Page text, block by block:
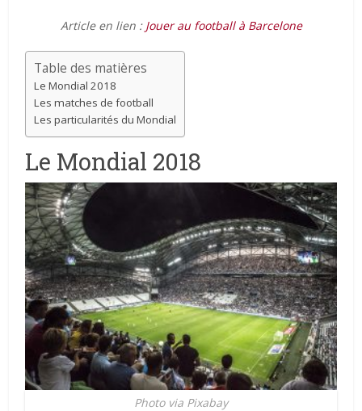
Article en lien : Jouer au football à Barcelone
Table des matières
Le Mondial 2018
Les matches de football
Les particularités du Mondial
Le Mondial 2018
Photo via Pixabay